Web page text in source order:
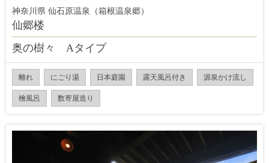
神奈川県 仙石原温泉（箱根温泉郷）
仙郷楼
奥の樹々 Aタイプ
離れ にごり湯 日本庭園 露天風呂付き 源泉かけ流し
檜風呂 数寄屋造り